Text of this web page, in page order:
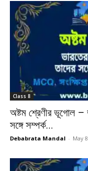
Class 8
অষ্টম শ্রেণীর ভূগোল –
সঙ্গে সম্পর্ক...
Debabrata Mandal - May